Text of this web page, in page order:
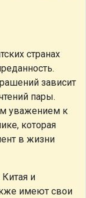
странах
зависит
пары.
уважением к
которая
в жизни
и
имеют свои